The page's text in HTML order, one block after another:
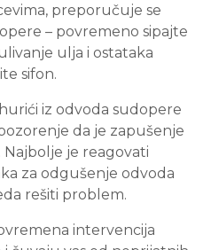
preporučuje se
– povremeno sipajte
ulja i ostataka
sifon.
iz odvoda sudopere
da je zapušenje
Najbolje je reagovati
za odgušenje odvoda
rešiti problem.
intervencija